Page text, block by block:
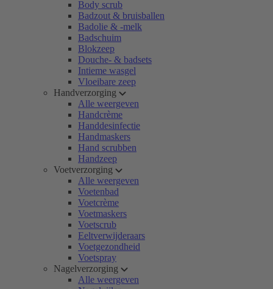
Body scrub
Badzout & bruisballen
Badolie & -melk
Badschuim
Blokzeep
Douche- & badsets
Intieme wasgel
Vloeibare zeep
Handverzorging
Alle weergeven
Handcrème
Handdesinfectie
Handmaskers
Hand scrubben
Handzeep
Voetverzorging
Alle weergeven
Voetenbad
Voetcrème
Voetmaskers
Voetscrub
Eeltverwijderaars
Voetgezondheid
Voetspray
Nagelverzorging
Alle weergeven